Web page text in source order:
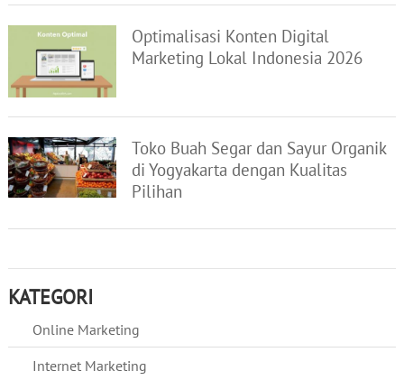
Optimalisasi Konten Digital
Marketing Lokal Indonesia 2026
Toko Buah Segar dan Sayur Organik
di Yogyakarta dengan Kualitas
Pilihan
KATEGORI
Online Marketing
Internet Marketing